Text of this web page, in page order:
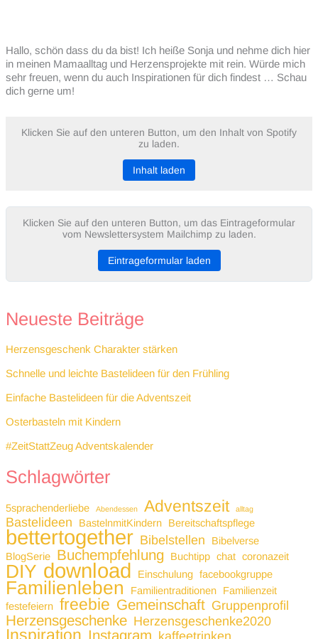
Hallo, schön dass du da bist! Ich heiße Sonja und nehme dich hier
in meinen Mamaalltag und Herzensprojekte mit rein. Würde mich
sehr freuen, wenn du auch Inspirationen für dich findest … Schau
dich gerne um!
Klicken Sie auf den unteren Button, um den Inhalt von Spotify
zu laden.
Inhalt laden
Klicken Sie auf den unteren Button, um das Eintrageformular
vom Newslettersystem Mailchimp zu laden.
Eintrageformular laden
Neueste Beiträge
Herzensgeschenk Charakter stärken
Schnelle und leichte Bastelideen für den Frühling
Einfache Bastelideen für die Adventszeit
Osterbasteln mit Kindern
#ZeitStattZeug Adventskalender
Schlagwörter
5sprachenderliebe Abendessen Adventszeit alltag
Bastelideen BastelnmitKindern Bereitschaftspflege
bettertogether Bibelstellen
Bibelverse
BlogSerie
Buchempfehlung Buchtipp chat coronazeit
DIY download Einschulung facebookgruppe
Familienleben Familientraditionen
Familienzeit
festefeiern freebie Gemeinschaft Gruppenprofil
Herzensgeschenke Herzensgeschenke2020
Inspiration Instagram